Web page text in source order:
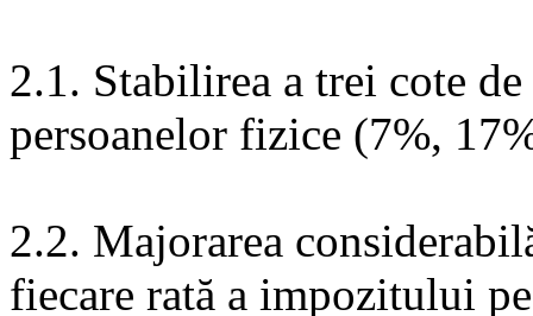
2.1. Stabilirea a trei cote
persoanelor fizice (7%,
2.2. Majorarea
fiecare rată a impozitului